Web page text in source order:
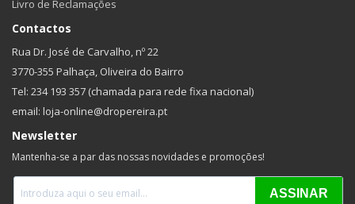
Livro de Reclamações
Contactos
Rua Dr. José de Carvalho, nº 22
3770-355 Palhaça, Oliveira do Bairro
Tel: 234 193 357 (chamada para rede fixa nacional)
email: loja-online@dropereira.pt
Newsletter
Mantenha-se a par das nossas novidades e promoções!